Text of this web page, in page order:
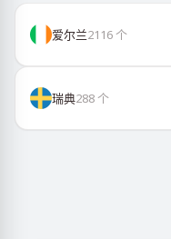
爱尔兰2116个
瑞典288个